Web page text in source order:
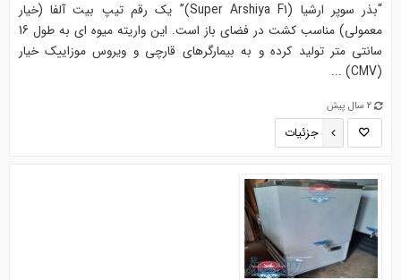
“بذر سوپر ارشیا (Super Arshiya F1)” یک رقم تیپ بیت آلفا (خیار
معمولی) مناسب کشت در فضای باز است. این واریته میوه ای به طول 16
سانتی متر تولید کرده و به بیمارگرهای قارچی و ویروس موزاییک خیار
(CMV) ...
2 سال پیش
جزئیات